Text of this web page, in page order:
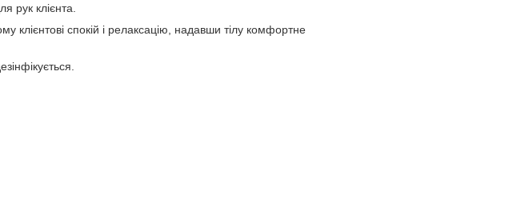
рук клієнта.
клієнтові спокій і релаксацію, надавши тілу комфортне